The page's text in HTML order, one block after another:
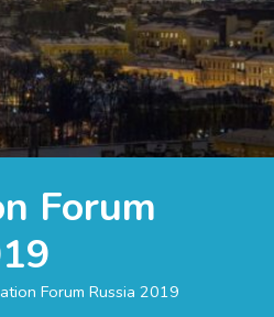
Forum
Forum Russia 2019